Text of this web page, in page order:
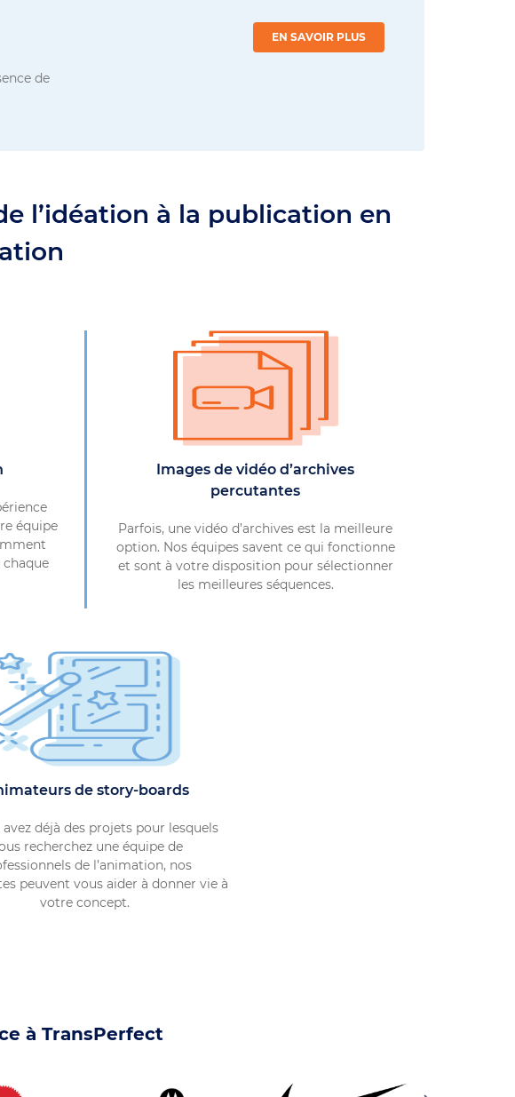
de
EN SAVOIR PLUS
l’idéation à la publication en
équipe
chaque
Images de vidéo d’archives
percutantes
Parfois, une vidéo d’archives est la meilleure
option. Nos équipes savent ce qui fonctionne
et sont à votre disposition pour sélectionner
les meilleures séquences.
de story-boards
avez déjà des projets pour lesquels
recherchez une équipe de
de l’animation, nos
peuvent vous aider à donner vie à
votre concept.
à TransPerfect